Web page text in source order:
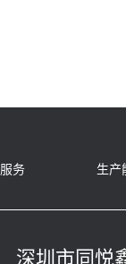
服务 生产
深圳市同悦